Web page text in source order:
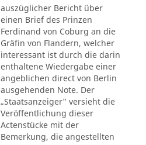
auszüglicher Bericht über
einen Brief des Prinzen
Ferdinand von Coburg an die
Gräfin von Flandern, welcher
interessant ist durch die darin
enthaltene Wiedergabe einer
angeblichen direct von Berlin
ausgehenden Note. Der
„Staatsanzeiger" versieht die
Veröffentlichung dieser
Actenstücke mit der
Bemerkung, die angestellten